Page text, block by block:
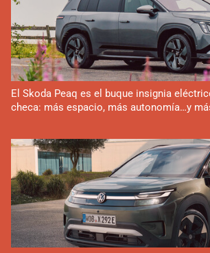
El Skoda Peaq es el buque insignia
checa: más espacio, más autonomía…y